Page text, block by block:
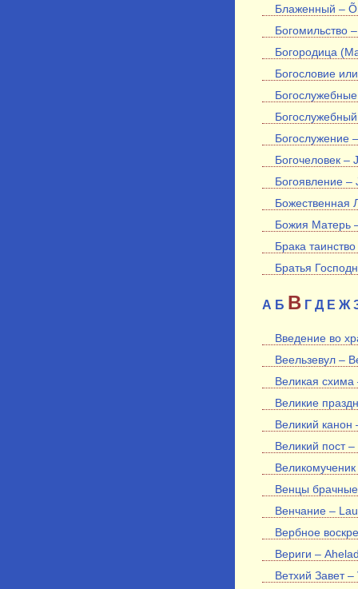
Блаженный –
Богомильство
Богородица
Богословие
Богослужение
Богочеловек –
Богоявление –
Божественная
Божия Матерь
Брака
Братья
А Б В Г Д Е Ж
Введение во
Веельзевул –
Великая
Великие
Великий канон
Великий пост
Венцы
Венчание –
Вербное
Вериги –
Ветхий Завет